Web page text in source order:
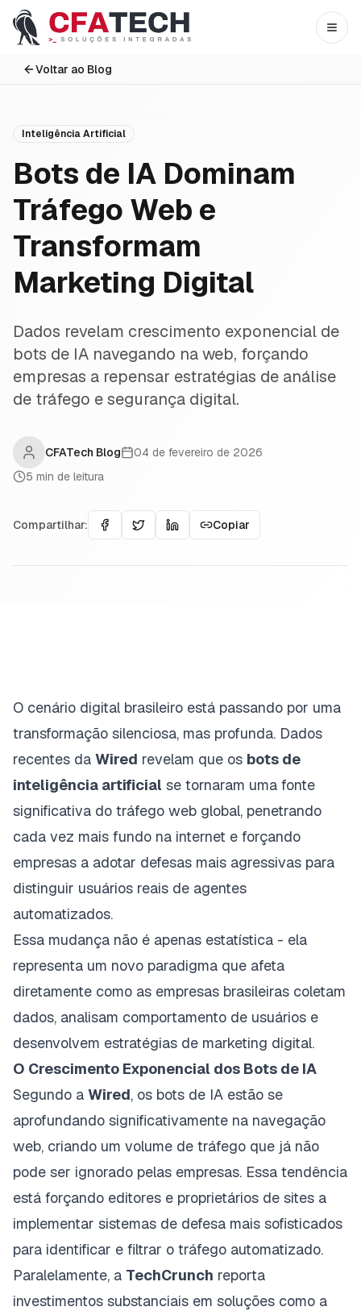
Pular para o conteúdo principal
Abrir
Voltar ao Blog
Inteligência Artificial
Bots de IA Dominam
Tráfego Web e
Transformam
Marketing Digital
Dados revelam crescimento exponencial de
bots de IA navegando na web, forçando
empresas a repensar estratégias de análise
de tráfego e segurança digital.
CFATech Blog
04 de fevereiro de 2026
5 min de leitura
Compartilhar: Copiar
O cenário digital brasileiro está passando por uma
transformação silenciosa, mas profunda. Dados
recentes da Wired revelam que os bots de
inteligência artificial se tornaram uma fonte
significativa do tráfego web global, penetrando
cada vez mais fundo na internet e forçando
empresas a adotar defesas mais agressivas para
distinguir usuários reais de agentes
automatizados.
Essa mudança não é apenas estatística - ela
representa um novo paradigma que afeta
diretamente como as empresas brasileiras coletam
dados, analisam comportamento de usuários e
desenvolvem estratégias de marketing digital.
O Crescimento Exponencial dos Bots de IA
Segundo a Wired, os bots de IA estão se
aprofundando significativamente na navegação
web, criando um volume de tráfego que já não
pode ser ignorado pelas empresas. Essa tendência
está forçando editores e proprietários de sites a
implementar sistemas de defesa mais sofisticados
para identificar e filtrar o tráfego automatizado.
Paralelamente, a TechCrunch reporta
investimentos substanciais em soluções como a